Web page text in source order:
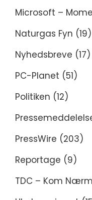
Microsoft –
Naturgas Fyn (19)
Nyhedsbreve (17)
PC-Planet (51)
Politiken (12)
PressWire (203)
Reportage (9)
TDC – Kom